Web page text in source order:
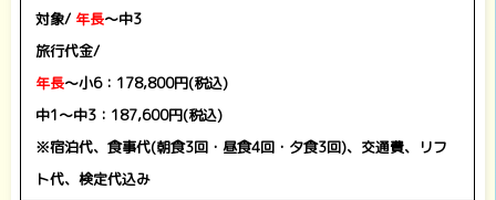
対象/ 年長～中3
旅行代金/
年長～小6：178,800円(税込)
中1～中3：187,600円(税込)
※宿泊代、食事代(朝食3回・昼食4回・夕食3回)、交通費、リフ
ト代、検定代込み